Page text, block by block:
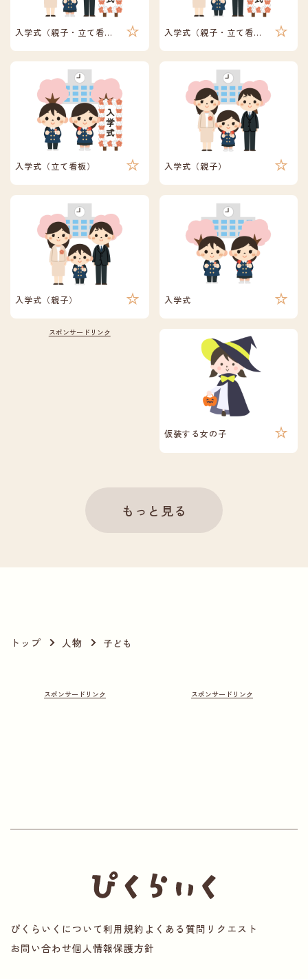
入学式（親子・立て看板） 入学式（親子・立て看板）
入学式（立て看板） 入学式（親子）
入学式（親子） 入学式
仮装する女の子
もっと見る
トップ 人物 子ども
ぴくらいくについて利用規約 よくある質問 リクエスト
お問い合わせ個人情報保護方針